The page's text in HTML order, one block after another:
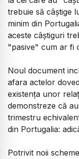
trebuie să câştige
minim din
aceste câştiguri
"pasive" cum ar fi
Noul document
afara actelor
existenţa unor
demonstreze că
trimestru
din Portugalia:
Potrivit noii